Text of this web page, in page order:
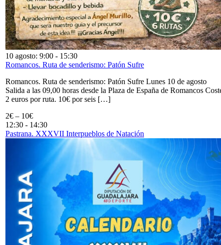
10 agosto: 9:00 - 15:30
Romancos. Ruta de senderismo: Patón Sufre
Romancos. Ruta de senderismo: Patón Sufre Lunes 10 de agosto
Salida a las 09,00 horas desde la Plaza de España de Romancos
2 euros por ruta. 10€ por seis […]
2€ – 10€
12:30 - 14:30
Pastrana. XXXVII Interpueblos de Natación